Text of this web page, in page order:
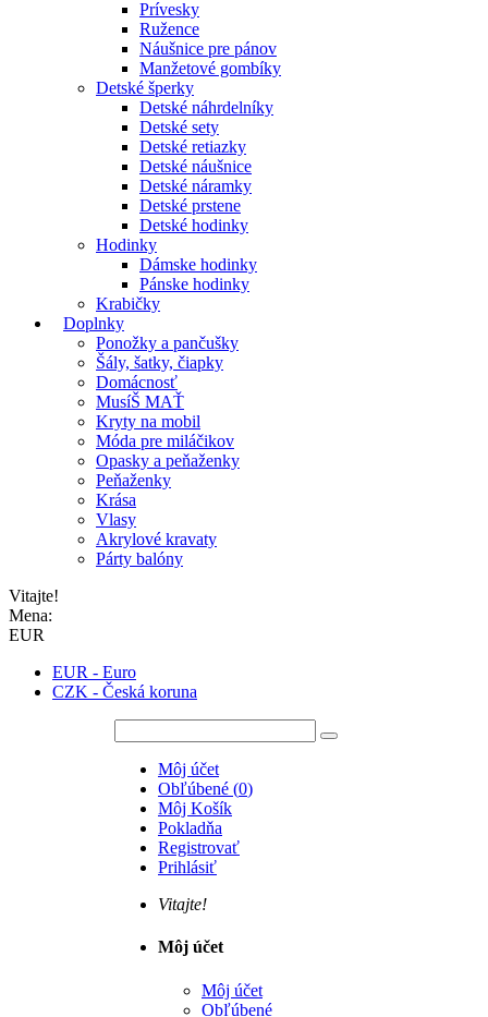
Prívesky
Ružence
Náušnice pre pánov
Manžetové gombíky
Detské šperky
Detské náhrdelníky
Detské sety
Detské retiazky
Detské náušnice
Detské náramky
Detské prstene
Detské hodinky
Hodinky
Dámske hodinky
Pánske hodinky
Krabičky
Doplnky
Ponožky a pančušky
Šály, šatky, čiapky
Domácnosť
MusíŠ MAŤ
Kryty na mobil
Móda pre miláčikov
Opasky a peňaženky
Peňaženky
Krása
Vlasy
Akrylové kravaty
Párty balóny
Vitajte!
Mena:
EUR
EUR - Euro
CZK - Česká koruna
Môj účet
Obľúbené (0)
Môj Košík
Pokladňa
Registrovať
Prihlásiť
Vitajte!
Môj účet
Môj účet
Obľúbené